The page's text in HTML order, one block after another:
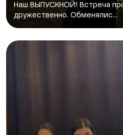
Наш ВЫПУСКНОЙ! Встреча
дружественно. Обменялис...